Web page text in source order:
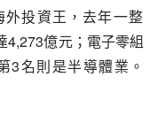
4,273億元；電子零組